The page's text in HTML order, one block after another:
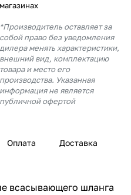
магазинах
*Производитель оставляет за
собой право без уведомления
дилера менять характеристики,
внешний вид, комплектацию
товара и место его
производства. Указанная
информация не является
публичной офертой
Оплата Доставка
всасывающего шланга
карты